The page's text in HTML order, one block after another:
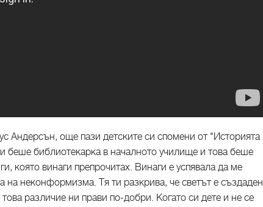
Андерсън, още пази детските си спомени от "Историята
библиотекарка в началното училище и това беше
която винаги препрочитах. Винаги е успявала да ме
на неконформизма. Тя ти разкрива, че светът е създаден
различие ни прави по-добри. Когато си дете и не се